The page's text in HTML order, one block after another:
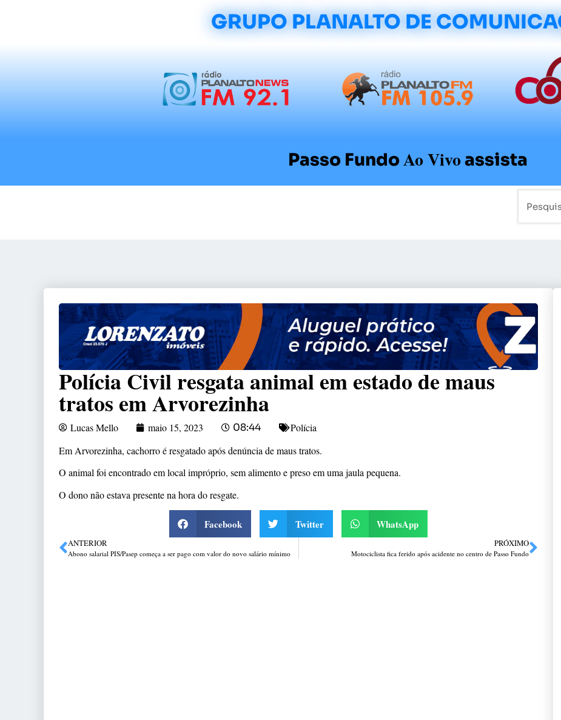
GRUPO PLANALTO DE
Passo FundoAo Vivoassista
Polícia Civil resgata animal em estado de maus
tratos em Arvorezinha
Lucas Mello maio 15, 2023 08:44
Polícia
Em Arvorezinha, cachorro é resgatado após denúncia de maus tratos.
O animal foi encontrado em local impróprio, sem alimento e preso em uma jaula pequena.
O dono não estava presente na hora do resgate.
Facebook Twitter WhatsApp
ANTERIOR
Abono salarial PIS/Pasep começa a ser pago com valor do novo salário mínimo
PRÓXIMO
Motociclista fica ferido após acidente no centro de Passo Fundo